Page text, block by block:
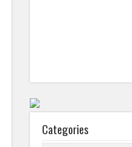
Categories